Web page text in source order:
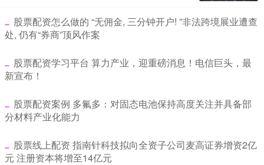
​股票配资怎么做的 “无佣金, 三分钟开户! ”非法跨境展业遭查
处, 仍有“券商”顶风作案
​股票配资学习平台 算力产业，迎重磅消息！电信巨头，最
新宣布！
​股票配资案例 多氟多：对固态电池保持高度关注并具备部
分材料产业化能力
​股票线上配资 指南针科技拟向全资子公司麦高证券增资2亿
元 注册资本将增至14亿元